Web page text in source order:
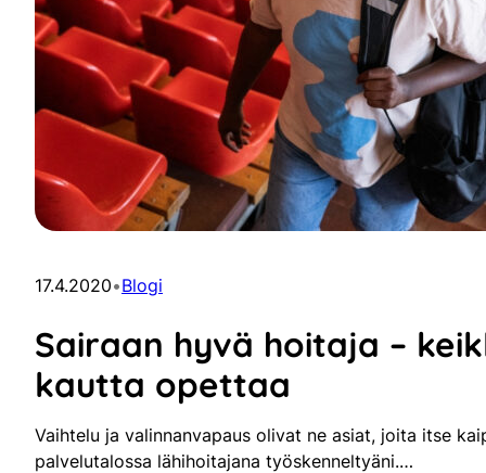
17.4.2020•Blogi
Sairaan hyvä hoitaja –
kautta opettaa
Vaihtelu ja valinnanvapaus olivat ne asiat, joita itse
palvelutalossa lähihoitajana työskenneltyäni.…